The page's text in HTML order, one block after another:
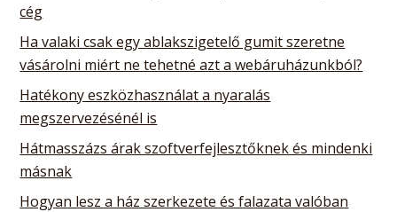
cég
Ha valaki csak egy ablakszigetelő gumit szeretne
vásárolni miért ne tehetné azt a webáruházunkból?
Hatékony eszközhasználat a nyaralás
megszervezésénél is
Hátmasszázs árak szoftverfejlesztőknek és mindenki
másnak
Hogyan lesz a ház szerkezete és falazata valóban